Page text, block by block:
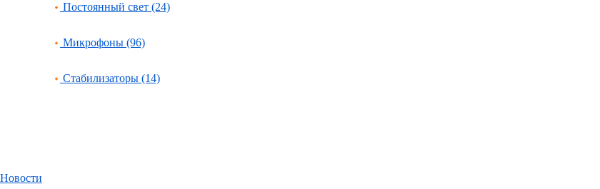
Постоянный свет (24)
Микрофоны (96)
Стабилизаторы (14)
Новости